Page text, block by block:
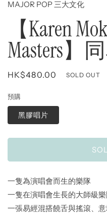
MAJOR POP 三大文化
【Karen
Masters】
Regular
HK$480.00 SOLD OUT
預購
黑膠唱片
一隻為演唱會而生的樂隊
一隻在演唱會生長的大師級
一張易經混搭饒舌與搖滾、